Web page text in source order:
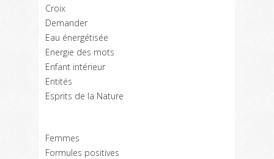
Croix
Demander
Eau énergétisée
Energie des mots
Enfant intérieur
Entités
Esprits de la Nature
Femmes
Formules positives